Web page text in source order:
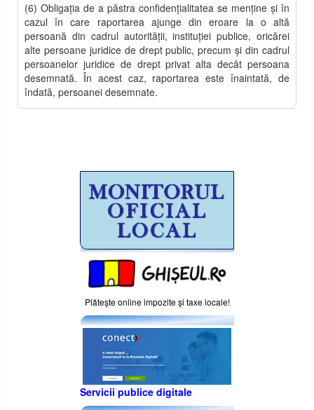
(6) Obligaţia de a păstra confidenţialitatea se menţine şi în
cazul în care raportarea ajunge din eroare la o altă
persoană din cadrul autorităţii, instituţiei publice, oricărei
alte persoane juridice de drept public, precum şi din cadrul
persoanelor juridice de drept privat alta decât persoana
desemnată. În acest caz, raportarea este înaintată, de
îndată, persoanei desemnate.
Plăteşte online impozite şi taxe locale!
Servicii publice digitale